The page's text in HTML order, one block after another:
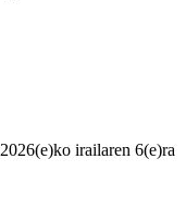
irailaren 6(e)ra